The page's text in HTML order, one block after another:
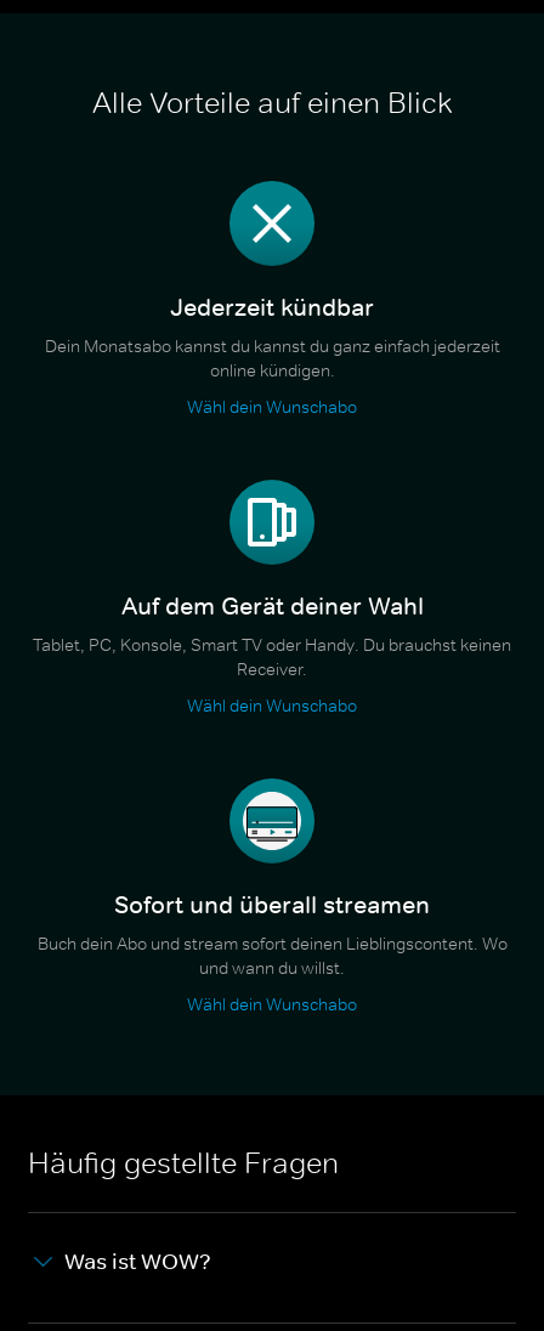
Alle Vorteile auf einen Blick
Jederzeit kündbar
Dein Monatsabo kannst du kannst du ganz einfach jederzeit
online kündigen.
Wähl dein Wunschabo
Auf dem Gerät deiner Wahl
Tablet, PC, Konsole, Smart TV oder Handy. Du brauchst keinen
Receiver.
Wähl dein Wunschabo
Sofort und überall streamen
Buch dein Abo und stream sofort deinen Lieblingscontent. Wo
und wann du willst.
Wähl dein Wunschabo
Häufig gestellte Fragen
Was ist WOW?